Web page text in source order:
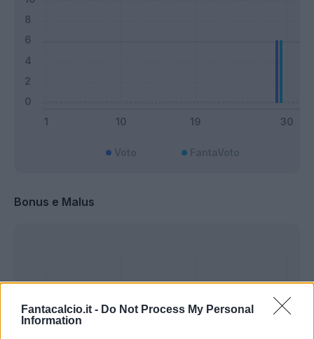
Fantacalcio.it - Do Not Process My Personal
Information
Bonus e Malus